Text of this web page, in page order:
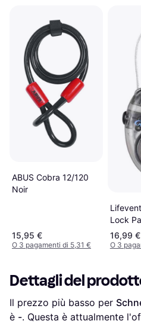
ABUS Cobra 12/120
Noir
15,95 €
O 3 pagamenti di 5,31 €
Lock
16,99 €
O 3
Dettagli del
Il prezzo più basso per
è -. Questa è attualmente